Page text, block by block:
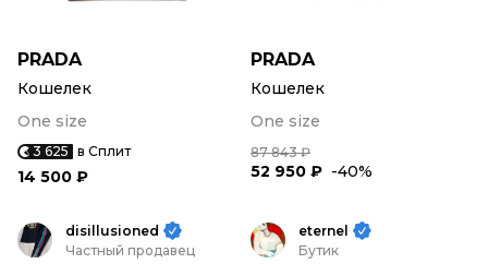
PRADA
Кошелек
One size
3 625 в Сплит
14 500 ₽
PRADA
Кошелек
One size
87 843 ₽
52 950 ₽ -40%
disillusioned
Частный продавец
eternel
Бутик